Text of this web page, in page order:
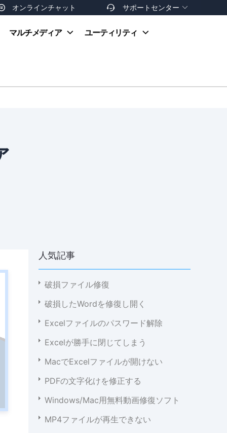
オンラインチャット  サポートセンター 
お支払い方法
マルチメディア ユーティリティ
人気記事
破損ファイル修復
破損したWordを修復し開く
Excelファイルのパスワード解除
Excelが勝手に閉じてしまう
MacでExcelファイルが開けない
PDFの文字化けを修正する
Windows/Mac用無料動画修復ソフト
MP4ファイルが再生できない